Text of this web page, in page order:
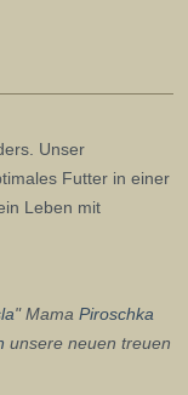
Unser
Futter in einer
Leben mit
" Mama Piroschka
unsere neuen treuen